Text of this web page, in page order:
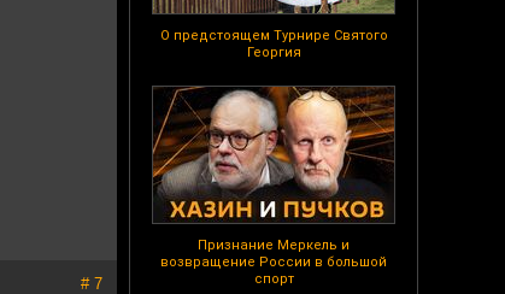
О предстоящем Турнире Святого
Георгия
Признание Меркель и
возвращение России в большой
спорт
# 7